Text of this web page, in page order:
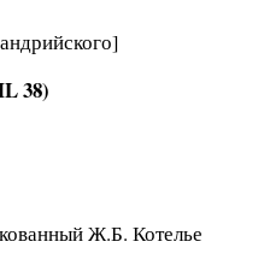
38)
Ж.Б. Котелье